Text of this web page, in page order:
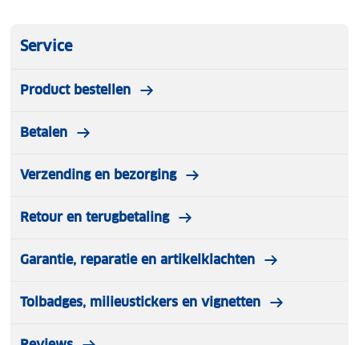
Service
Product bestellen
Betalen
Verzending en bezorging
Retour en terugbetaling
Garantie, reparatie en artikelklachten
Tolbadges, milieustickers en vignetten